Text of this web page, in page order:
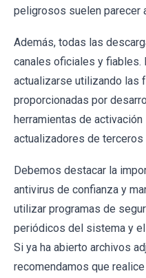
peligrosos suelen parecer
Además, todas las
canales oficiales y
actualizarse utilizando las
proporcionadas por
herramientas de
actualizadores de terceros
Debemos destacar la
antivirus de confianza y
utilizar programas de
periódicos del sistema y
Si ya ha abierto archivos
recomendamos que